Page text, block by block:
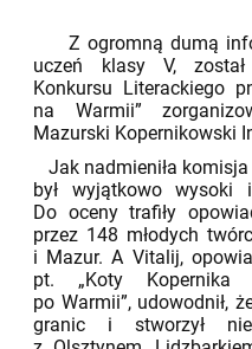
Z ogromną dumą
uczeń klasy V, został
Konkursu Literackiego
na Warmii”
Mazurski Kopernikowski
Jak nadmieniła
był wyjątkowo wysoki
Do oceny trafiły
przez 148 młodych
i Mazur. A Vitalij,
pt. „Koty Kopernika
po Warmii”, udowodnił,
granic i stworzył